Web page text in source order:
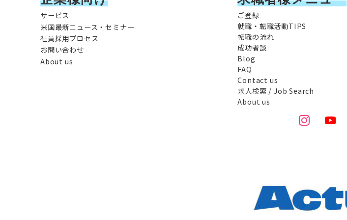
サービス
米国最新ニュース・セミナー
社員採用プロセス
お問い合わせ
About us
ご登録
就職・転職活動TIPS
転職の流れ
成功者談
Blog
FAQ
Contact us
求人検索 / Job Search
About us